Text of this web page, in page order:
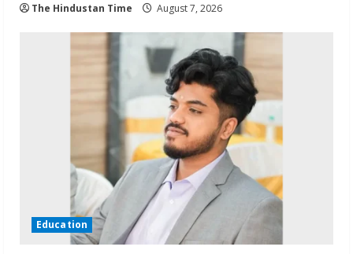
The Hindustan Time August 7, 2026
Education